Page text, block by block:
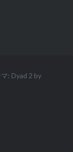
: Dyad 2 by